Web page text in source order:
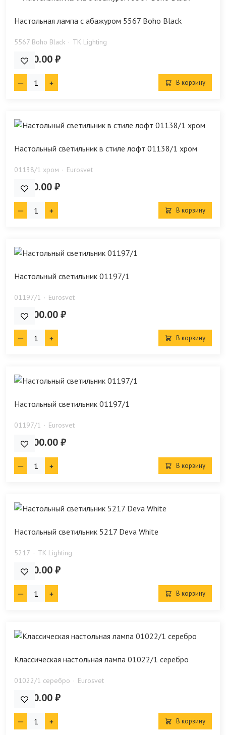
Настольная лампа с абажуром 5567 Boho Black
5567 Boho Black TK Lighting
4 940.00 ₽
В корзину
Настольный светильник в стиле лофт 01138/1 хром
01138/1 хром Eurosvet
7 640.00 ₽
В корзину
Настольный светильник 01197/1
01197/1 Eurosvet
10 100.00 ₽
В корзину
Настольный светильник 01197/1
01197/1 Eurosvet
10 700.00 ₽
В корзину
Настольный светильник 5217 Deva White
5217 TK Lighting
5 510.00 ₽
В корзину
Классическая настольная лампа 01022/1 серебро
01022/1 серебро Eurosvet
9 700.00 ₽
В корзину